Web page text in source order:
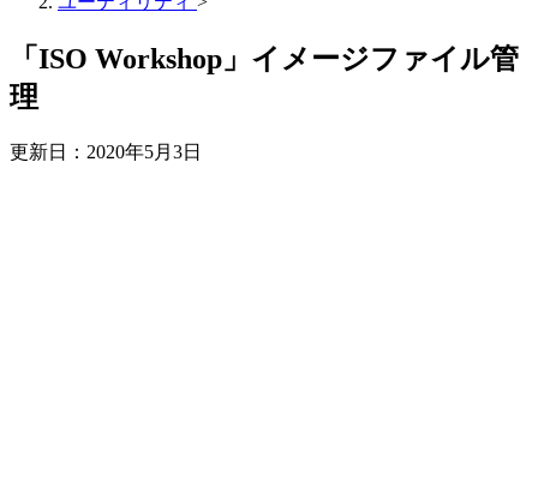
「ISO Workshop」イメージファイル管
理
更新日： 2020年5月3日